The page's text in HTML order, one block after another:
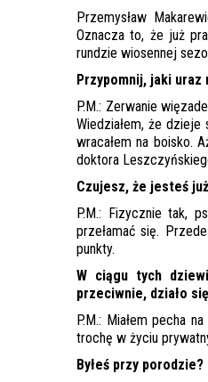
Przemysław
Oznacza to, że już
rundzie wiosennej
Przypomnij, jaki uraz
P.M.: Zerwanie
Wiedziałem, że
wracałem na boisko.
doktora
Czujesz, że jesteś
P.M.: Fizycznie tak,
przełamać się.
punkty.
W ciągu tych
przeciwnie, działo
P.M.: Miałem pecha
trochę w życiu
Byłeś przy porodzie?